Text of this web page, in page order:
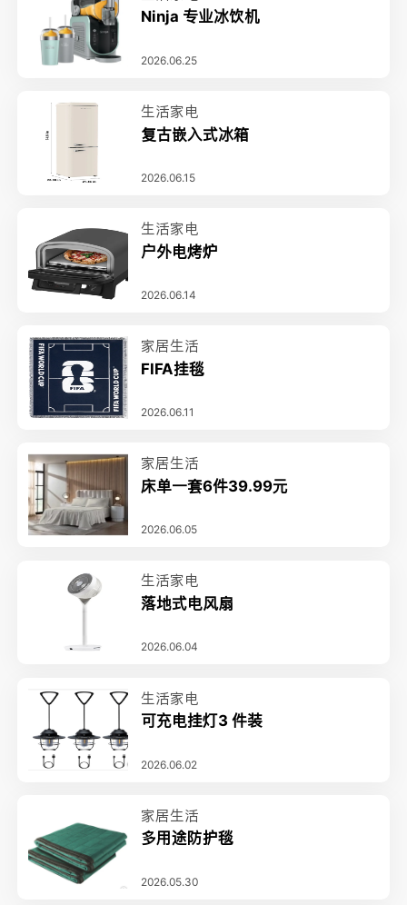
Ninja 专业冰饮机
2026.06.25
生活家电
复古嵌入式冰箱
2026.06.15
生活家电
户外电烤炉
2026.06.14
家居生活
FIFA挂毯
2026.06.11
家居生活
床单一套6件39.99元
2026.06.05
生活家电
落地式电风扇
2026.06.04
生活家电
可充电挂灯3 件装
2026.06.02
家居生活
多用途防护毯
2026.05.30